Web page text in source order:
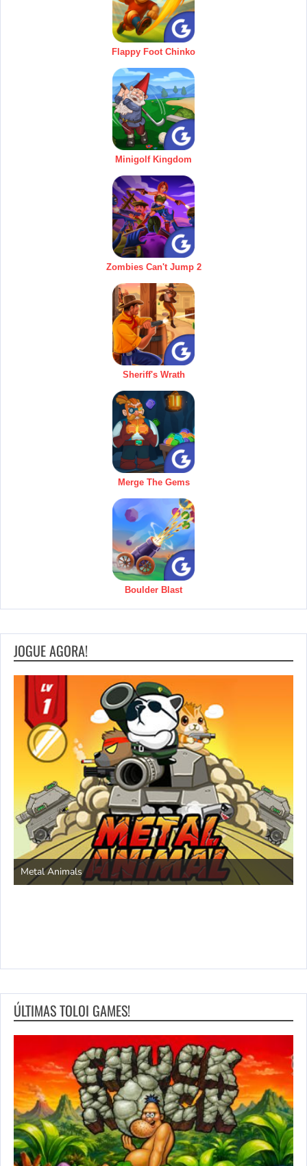
Flappy Foot Chinko
Minigolf Kingdom
Zombies Can't Jump 2
Sheriff's Wrath
Merge The Gems
Boulder Blast
JOGUE AGORA!
Metal Animals
ÚLTIMAS TOLOI GAMES!